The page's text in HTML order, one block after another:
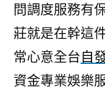
問調度服務有
莊就是在幹這
常心意全台自
資金專業娛樂